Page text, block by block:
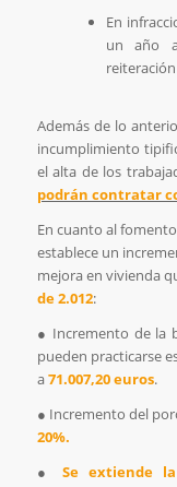
En
un año
Además de lo
incumplimiento
el alta de los
podrán contratar
En cuanto al
establece un
mejora en vivienda
de 2.012:
● Incremento de la
pueden practicarse
a71.007,20 euros.
● Incremento del
20%.
● Se extiende